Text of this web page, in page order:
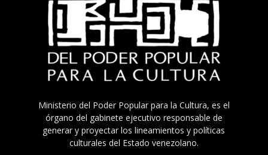
Ministerio del Poder Popular para la Cultura, es el
órgano del gabinete ejecutivo responsable de
generar y proyectar los lineamientos y políticas
culturales del Estado venezolano.